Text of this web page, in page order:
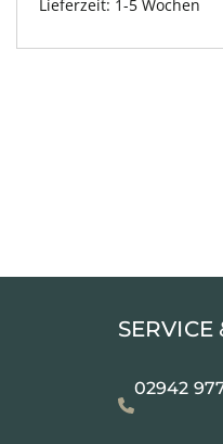
Lieferzeit: 1-5 Wochen
SERVICE
02942